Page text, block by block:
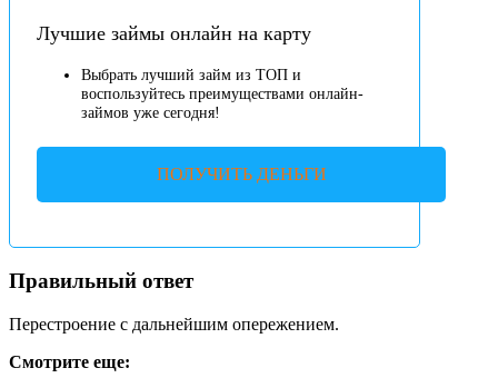
Лучшие займы онлайн на карту
Выбрать лучший займ из ТОП и
воспользуйтесь преимуществами онлайн-
займов уже сегодня!
ПОЛУЧИТЬ ДЕНЬГИ
Правильный ответ
Перестроение с дальнейшим опережением.
Смотрите еще: